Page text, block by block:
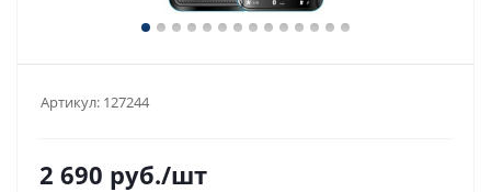
Артикул: 127244
2 690 руб./шт